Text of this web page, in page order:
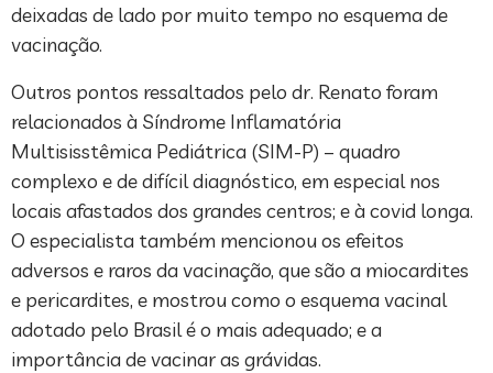
deixadas de lado por muito tempo no esquema de
vacinação.
Outros pontos ressaltados pelo dr. Renato foram
relacionados à Síndrome Inflamatória
Multisisstêmica Pediátrica (SIM-P) – quadro
complexo e de difícil diagnóstico, em especial nos
locais afastados dos grandes centros; e à covid longa.
O especialista também mencionou os efeitos
adversos e raros da vacinação, que são a miocardites
e pericardites, e mostrou como o esquema vacinal
adotado pelo Brasil é o mais adequado; e a
importância de vacinar as grávidas.